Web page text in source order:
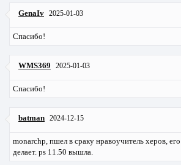
GenaIv 2025-01-03
Спасибо!
WMS369 2025-01-03
Спасибо!
batman 2024-12-15
monarchp, пшел в сраку нравоучитель херов,
делает. ps 11.50 вышла.